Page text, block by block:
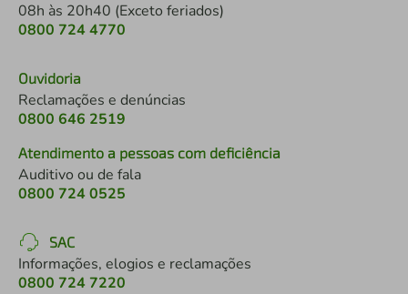
08h às 20h40 (Exceto feriados)
0800 724 4770
Ouvidoria
Reclamações e denúncias
0800 646 2519
Atendimento a pessoas com deficiência
Auditivo ou de fala
0800 724 0525
SAC
Informações, elogios e reclamações
0800 724 7220